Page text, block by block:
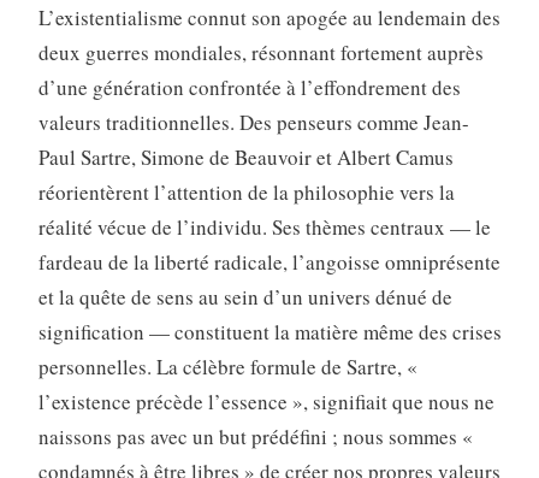
L’existentialisme connut son apogée au lendemain des
deux guerres mondiales, résonnant fortement auprès
d’une génération confrontée à l’effondrement des
valeurs traditionnelles. Des penseurs comme Jean-
Paul Sartre, Simone de Beauvoir et Albert Camus
réorientèrent l’attention de la philosophie vers la
réalité vécue de l’individu. Ses thèmes centraux — le
fardeau de la liberté radicale, l’angoisse omniprésente
et la quête de sens au sein d’un univers dénué de
signification — constituent la matière même des crises
personnelles. La célèbre formule de Sartre, «
l’existence précède l’essence », signifiait que nous ne
naissons pas avec un but prédéfini ; nous sommes «
condamnés à être libres » de créer nos propres valeurs